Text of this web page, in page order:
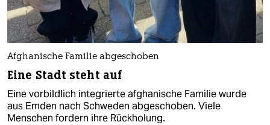
Afghanische Familie abgeschoben
Eine Stadt steht auf
Eine vorbildlich integrierte afghanische Familie wurde
aus Emden nach Schweden abgeschoben. Viele
Menschen fordern ihre Rückholung.